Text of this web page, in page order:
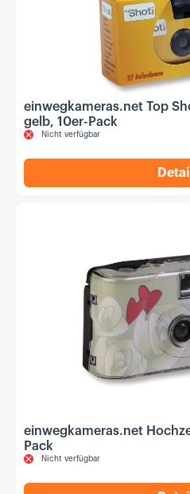
einwegkameras.net Top
gelb, 10er-Pack
Nicht verfügbar
,
einwegkameras.net
Pack
Nicht verfügbar